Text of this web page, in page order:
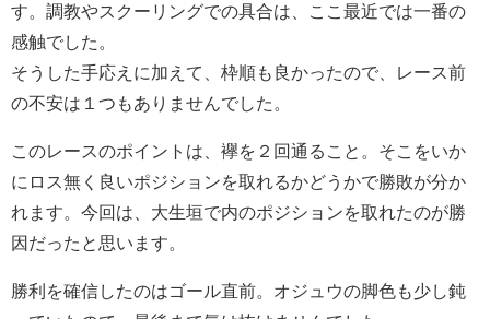
す。調教やスクーリングでの具合は、ここ最近では一番の
感触でした。
そうした手応えに加えて、枠順も良かったので、レース前
の不安は１つもありませんでした。
このレースのポイントは、襷を２回通ること。そこをいか
にロス無く良いポジションを取れるかどうかで勝敗が分か
れます。今回は、大生垣で内のポジションを取れたのが勝
因だったと思います。
勝利を確信したのはゴール直前。オジュウの脚色も少し鈍